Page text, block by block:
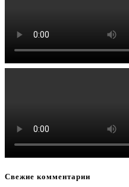
Свежие комментарии